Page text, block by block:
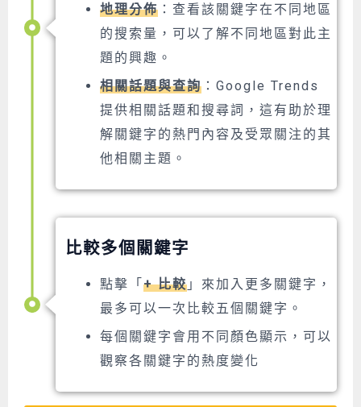
地理分佈 ：查看該關鍵字在不同地區
的搜索量，可以了解不同地區對此主
題的興趣。
相關話題與查詢 ：Google Trends
提供相關話題和搜尋詞，這有助於理
解關鍵字的熱門內容及受眾關注的其
他相關主題。
比較多個關鍵字
點擊「+ 比較 」來加入更多關鍵字，
最多可以一次比較五個關鍵字。
每個關鍵字會用不同顏色顯示，可以
觀察各關鍵字的熱度變化